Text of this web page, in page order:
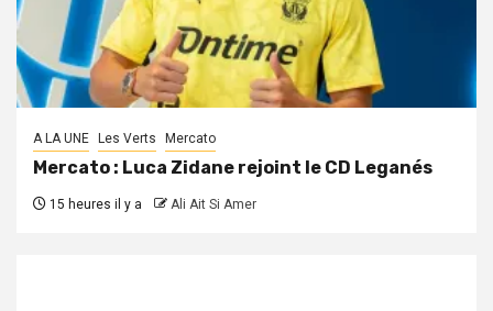
A LA UNE Les Verts Mercato
Mercato : Luca Zidane rejoint le CD Leganés
15 heures il y a Ali Ait Si Amer